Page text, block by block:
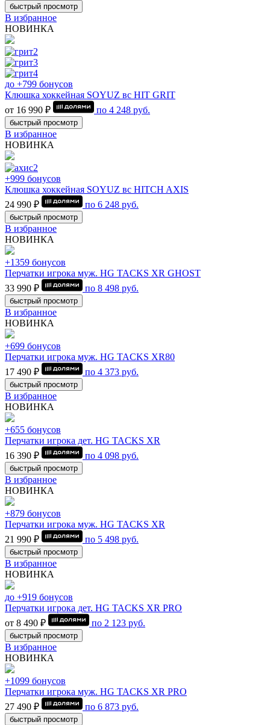
быстрый просмотр
В избранное
НОВИНКА
до +799 бонусов
Клюшка хоккейная SOYUZ вс HIT GRIT
от 16 990 ₽
по 4 248 руб.
быстрый просмотр
В избранное
НОВИНКА
+999 бонусов
Клюшка хоккейная SOYUZ вс HITCH AXIS
24 990 ₽
по 6 248 руб.
быстрый просмотр
В избранное
НОВИНКА
+1359 бонусов
Перчатки игрока муж. HG TACKS XR GHOST
33 990 ₽
по 8 498 руб.
быстрый просмотр
В избранное
НОВИНКА
+699 бонусов
Перчатки игрока муж. HG TACKS XR80
17 490 ₽
по 4 373 руб.
быстрый просмотр
В избранное
НОВИНКА
+655 бонусов
Перчатки игрока дет. HG TACKS XR
16 390 ₽
по 4 098 руб.
быстрый просмотр
В избранное
НОВИНКА
+879 бонусов
Перчатки игрока муж. HG TACKS XR
21 990 ₽
по 5 498 руб.
быстрый просмотр
В избранное
НОВИНКА
до +919 бонусов
Перчатки игрока дет. HG TACKS XR PRO
от 8 490 ₽
по 2 123 руб.
быстрый просмотр
В избранное
НОВИНКА
+1099 бонусов
Перчатки игрока муж. HG TACKS XR PRO
27 490 ₽
по 6 873 руб.
быстрый просмотр